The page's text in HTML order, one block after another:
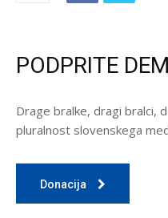
PODPRITE
Drage bralke, dragi bralci,
pluralnost slovenskega
Donacija